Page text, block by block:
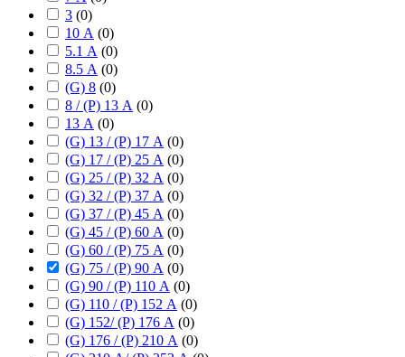
3 (0)
10 А (0)
5.1 А (0)
8.5 А (0)
(G) 8 (0)
8 / (P) 13 А (0)
13 А (0)
(G) 13 / (P) 17 А (0)
(G) 17 / (P) 25 А (0)
(G) 25 / (P) 32 А (0)
(G) 32 / (P) 37 А (0)
(G) 37 / (P) 45 А (0)
(G) 45 / (P) 60 А (0)
(G) 60 / (P) 75 А (0)
(G) 75 / (P) 90 А (0)
(G) 90 / (P) 110 А (0)
(G) 110 / (P) 152 А (0)
(G) 152/ (P) 176 А (0)
(G) 176 / (P) 210 А (0)